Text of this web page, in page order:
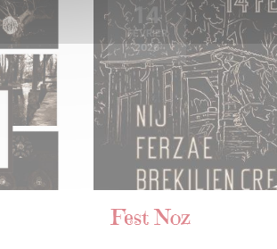
14
FÉVRIER
2026
Fest Noz